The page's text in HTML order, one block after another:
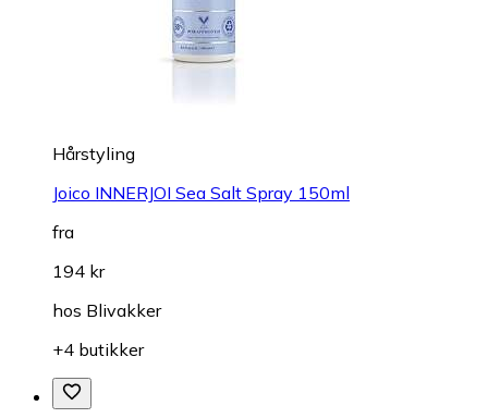
Hårstyling
Joico INNERJOI Sea Salt Spray 150ml
fra
194 kr
hos Blivakker
+4 butikker